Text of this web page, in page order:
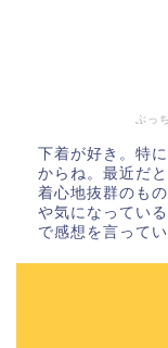
ぶっ
下着が好き。特
からね。最近だ
着心地抜群のも
や気になってい
で感想を言ってい